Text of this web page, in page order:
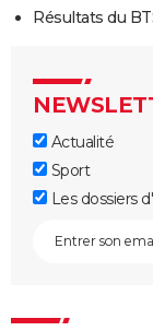
Résultats du
Actualité
Sport
Les dossiers